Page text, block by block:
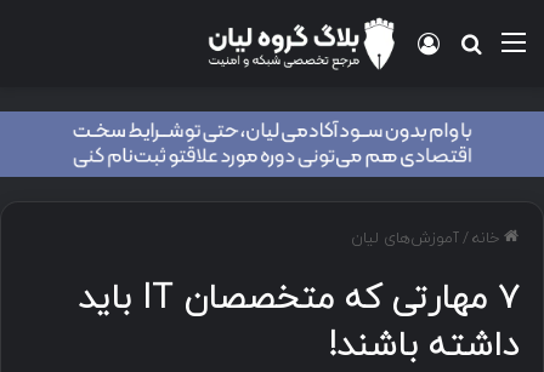
خانه/آموزش‌های لیان
۷ مهارتی که متخصصان IT باید
داشته باشند!